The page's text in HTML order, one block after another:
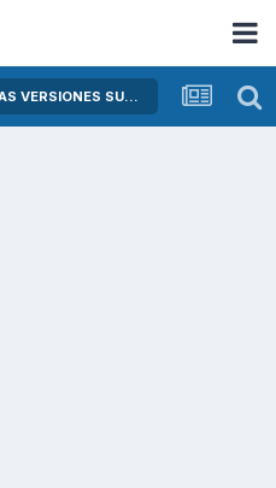
TEMAS COMUNES PARA TODOS LAS VERSIONES SUPER DINK